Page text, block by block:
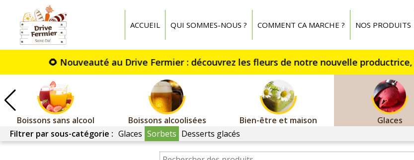
ACCUEIL QUI SOMMES-NOUS ? COMMENT CA MARCHE ? NOS PRODUITS
Boissons sans alcool Boissons alcoolisées Bien-être et maison Glaces
Filtrer par sous-catégorie : Glaces Sorbets Desserts glacés